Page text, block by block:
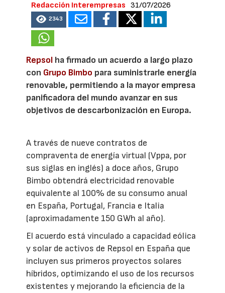
Redacción Interempresas 31/07/2026
2343
Repsol ha firmado un acuerdo a largo plazo
con Grupo Bimbo para suministrarle energía
renovable, permitiendo a la mayor empresa
panificadora del mundo avanzar en sus
objetivos de descarbonización en Europa.
A través de nueve contratos de
compraventa de energía virtual (Vppa, por
sus siglas en inglés) a doce años, Grupo
Bimbo obtendrá electricidad renovable
equivalente al 100% de su consumo anual
en España, Portugal, Francia e Italia
(aproximadamente 150 GWh al año).
El acuerdo está vinculado a capacidad eólica
y solar de activos de Repsol en España que
incluyen sus primeros proyectos solares
híbridos, optimizando el uso de los recursos
existentes y mejorando la eficiencia de la